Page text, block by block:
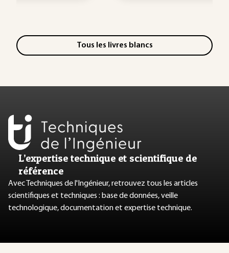
Tous les livres blancs
L’expertise technique et scientifique de
référence
Avec Techniques de l'Ingénieur, retrouvez tous les articles
scientifiques et techniques : base de données, veille
technologique, documentation et expertise technique.